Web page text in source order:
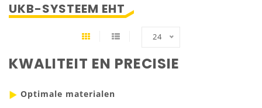
UKB-SYSTEEM EHT
24
KWALITEIT EN PRECISIE
Optimale materialen